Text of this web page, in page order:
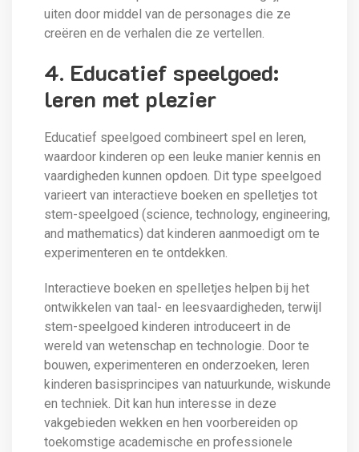
uiten door middel van de personages die ze
creëren en de verhalen die ze vertellen.
4. Educatief speelgoed:
leren met plezier
Educatief speelgoed combineert spel en leren,
waardoor kinderen op een leuke manier kennis en
vaardigheden kunnen opdoen. Dit type speelgoed
varieert van interactieve boeken en spelletjes tot
stem-speelgoed (science, technology, engineering,
and mathematics) dat kinderen aanmoedigt om te
experimenteren en te ontdekken.
Interactieve boeken en spelletjes helpen bij het
ontwikkelen van taal- en leesvaardigheden, terwijl
stem-speelgoed kinderen introduceert in de
wereld van wetenschap en technologie. Door te
bouwen, experimenteren en onderzoeken, leren
kinderen basisprincipes van natuurkunde, wiskunde
en techniek. Dit kan hun interesse in deze
vakgebieden wekken en hen voorbereiden op
toekomstige academische en professionele